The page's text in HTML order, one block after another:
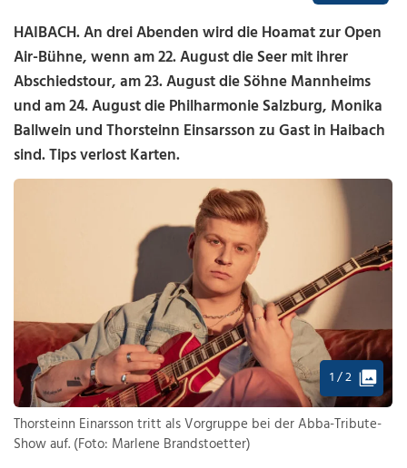
HAIBACH. An drei Abenden wird die Hoamat zur Open
Air-Bühne, wenn am 22. August die Seer mit ihrer
Abschiedstour, am 23. August die Söhne Mannheims
und am 24. August die Philharmonie Salzburg, Monika
Ballwein und Thorsteinn Einsarsson zu Gast in Haibach
sind. Tips verlost Karten.
1 / 2
Thorsteinn Einarsson tritt als Vorgruppe bei der Abba-Tribute-
Show auf. (Foto: Marlene Brandstoetter)